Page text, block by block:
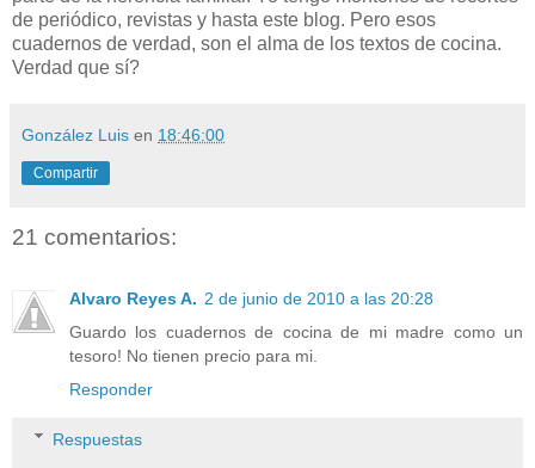
de periódico, revistas y hasta este blog. Pero esos
cuadernos de verdad, son el alma de los textos de cocina.
Verdad que sí?
González Luis en 18:46:00
Compartir
21 comentarios:
Alvaro Reyes A. 2 de junio de 2010 a las 20:28
Guardo los cuadernos de cocina de mi madre como un
tesoro! No tienen precio para mi.
Responder
Respuestas